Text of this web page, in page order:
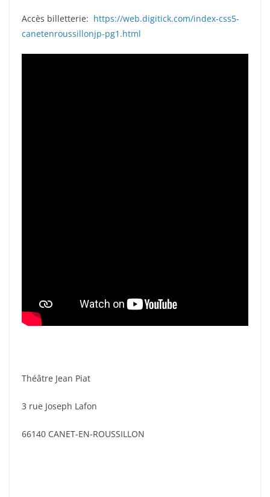
Accès billetterie: https://web.digitick.com/index-css5-
canetenroussillonjp-pg1.html
Théâtre Jean Piat
3 rue Joseph Lafon
66140 CANET-EN-ROUSSILLON